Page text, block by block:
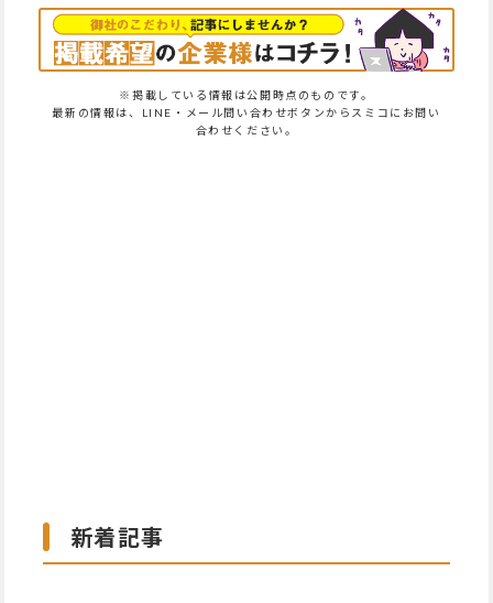
※掲載している情報は公開時点のものです。
最新の情報は、LINE・メール問い合わせボタンからスミコにお問い
合わせください。
新着記事